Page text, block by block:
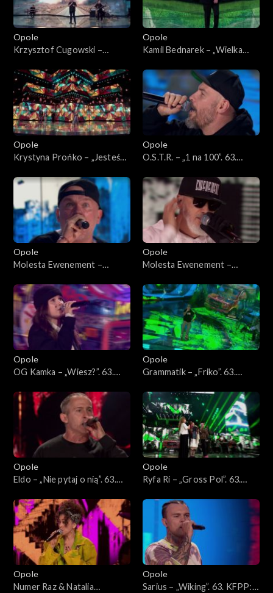
Opole
Krzysztof Cugowski –
Koncert „Autobiografia.
Jubileusz Bogdana Olewicza”
Opole
Kamil Bednarek – „Wielka
„Autobiografia. Jubileusz
Bogdana Olewicza”
Opole
Krystyna Prońko – „Jesteś
Koncert „Autobiografia.
Jubileusz Bogdana Olewicza”
Opole
O.S.T.R. – „1 na 100”. 63.
Jedno podwórko 2”
Opole
Molesta Ewenement –
„Hip-hop. Jedno podwórko
2”
Opole
Molesta Ewenement –
63. KFPP: Koncert „Hip-hop.
Jedno podwórko 2”
Opole
OG Kamka – „Wiesz?”. 63.
Jedno podwórko 2”
Opole
Grammatik – „Friko”. 63.
Jedno podwórko 2”
Opole
Eldo – „Nie pytaj o nią”. 63.
Jedno podwórko 2”
Opole
Ryfa Ri – „Gross Pol”. 63.
Jedno podwórko 2”
Opole
Numer Raz & Natalia
Opole
Sarius – „Wiking”. 63. KFPP: